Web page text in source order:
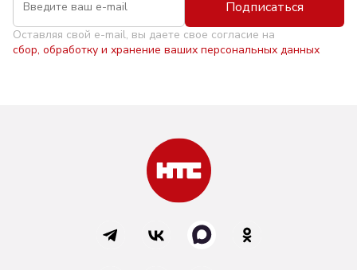
Подписаться
Оставляя свой e-mail, вы даете свое согласие на
сбор, обработку и хранение ваших персональных данных